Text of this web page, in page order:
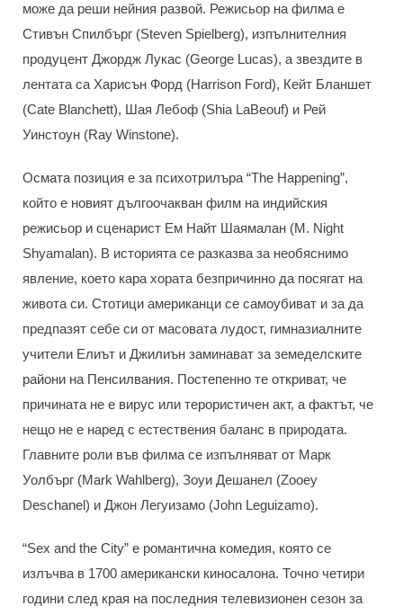
може да реши нейния развой. Режисьор на филма е
Стивън Спилбърг (Steven Spielberg), изпълнителния
продуцент Джордж Лукас (George Lucas), а звездите в
лентата са Харисън Форд (Harrison Ford), Кейт Бланшет
(Cate Blanchett), Шая Лебоф (Shia LaBeouf) и Рей
Уинстоун (Ray Winstone).
Осмата позиция е за психотрилъра “The Happening”,
който е новият дългоочакван филм на индийския
режисьор и сценарист Ем Найт Шаямалан (M. Night
Shyamalan). В историята се разказва за необяснимо
явление, което кара хората безпричинно да посягат на
живота си. Стотици американци се самоубиват и за да
предпазят себе си от масовата лудост, гимназиалните
учители Елиът и Джилиън заминават за земеделските
райони на Пенсилвания. Постепенно те откриват, че
причината не е вирус или терористичен акт, а фактът, че
нещо не е наред с естествения баланс в природата.
Главните роли във филма се изпълняват от Марк
Уолбърг (Mark Wahlberg), Зоуи Дешанел (Zooey
Deschanel) и Джон Легуизамо (John Leguizamo).
“Sex and the City” е романтична комедия, която се
излъчва в 1700 американски киносалона. Точно четири
години след края на последния телевизионен сезон за